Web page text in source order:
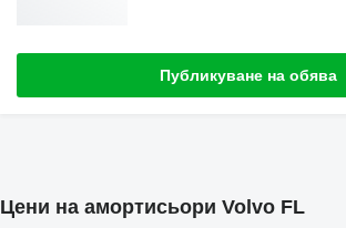
Публикуване на обява
Цени на амортисьори Volvo FL